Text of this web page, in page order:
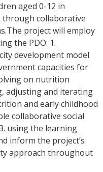
aged 0-12 in
collaborative
project will employ
the PDO: 1.
development model
capacities for
on nutrition
adjusting and iterating
and early childhood
collaborative social
using the learning
inform the project’s
approach throughout